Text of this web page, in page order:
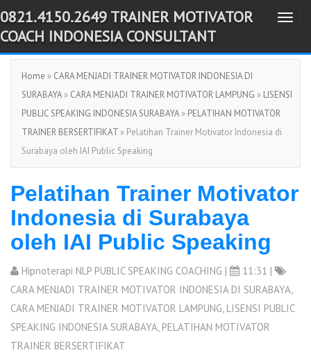
-->
T
g
l
v
i
o
n
0821.4150.2649 TRAINER MOTIVATOR
COACH INDONESIA CONSULTANT
Home » CARA MENJADI TRAINER MOTIVATOR INDONESIA DI
SURABAYA» CARA MENJADI TRAINER MOTIVATOR LAMPUNG » LISENSI
PUBLIC SPEAKING INDONESIA SURABAYA» PELATIHAN MOTIVATOR
TRAINER BERSERTIFIKAT » Pelatihan Trainer Motivator Indonesia di
Surabaya oleh IAI Public Speaking
Pelatihan Trainer Motivator
Indonesia di Surabaya
oleh IAI Public Speaking
Hipnoterapi NLP PUBLIC SPEAKING COACHING |
11:31 |
CARA MENJADI TRAINER MOTIVATOR INDONESIA DI SURABAYA,
CARA MENJADI TRAINER MOTIVATOR LAMPUNG, LISENSI PUBLIC
SPEAKING INDONESIA SURABAYA, PELATIHAN MOTIVATOR
TRAINER BERSERTIFIKAT